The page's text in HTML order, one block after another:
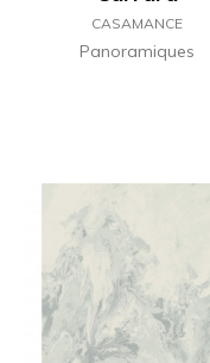
CASAMANCE
Panoramiques